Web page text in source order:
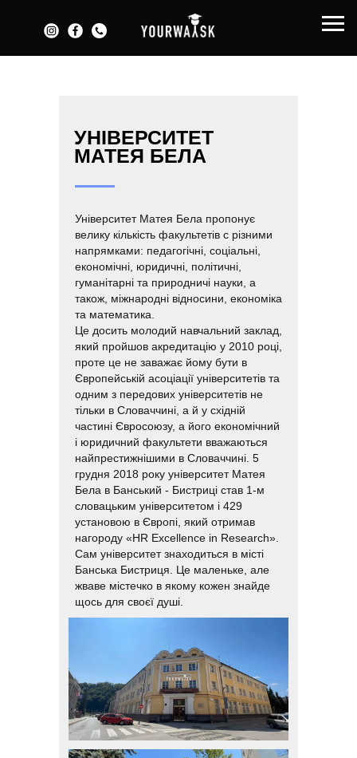
УНІВЕРСИТЕТ
МАТЕЯ БЕЛА
Університет Матея Бела пропонує
велику кількість факультетів с різними
напрямками: педагогічні, соціальні,
економічні, юридичні, політичні,
гуманітарні та природничі науки, а
також, міжнародні відносини, економіка
та математика.
Це досить молодий навчальний заклад,
який пройшов акредитацію у 2010 році,
проте це не заважає йому бути в
Європейській асоціації університетів та
одним з передових університетів не
тільки в Словаччині, а й у східній
частині Євросоюзу, а його економічний
і юридичний факультети вважаються
найпрестижнішими в Словаччині. 5
грудня 2018 року університет Матея
Бела в Банський - Бистриці став 1-м
словацьким університетом і 429
установою в Європі, який отримав
нагороду «HR Excellence in Research».
Сам університет знаходиться в місті
Банська Бистриця. Це маленьке, але
жваве містечко в якому кожен знайде
щось для своєї душі.